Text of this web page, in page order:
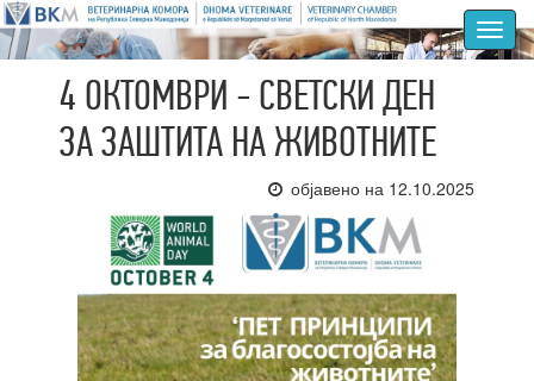
4 ОКТОМВРИ - СВЕТСКИ ДЕН
ЗА ЗАШТИТА НА ЖИВОТНИТЕ
објавено на 12.10.2025